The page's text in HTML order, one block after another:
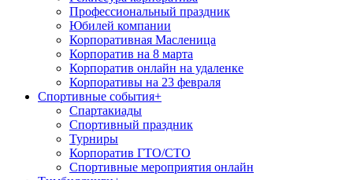
Профессиональный праздник
Юбилей компании
Корпоративная Масленица
Корпоратив на 8 марта
Корпоратив онлайн на удаленке
Корпоративы на 23 февраля
Спортивные события+
Спартакиады
Спортивный праздник
Турниры
Корпоратив ГТО/СТО
Спортивные мероприятия онлайн